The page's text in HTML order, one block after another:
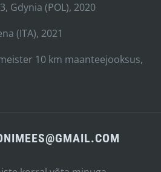
Gdynia (POL), 2020
(ITA), 2021
10 km maanteejooksus,